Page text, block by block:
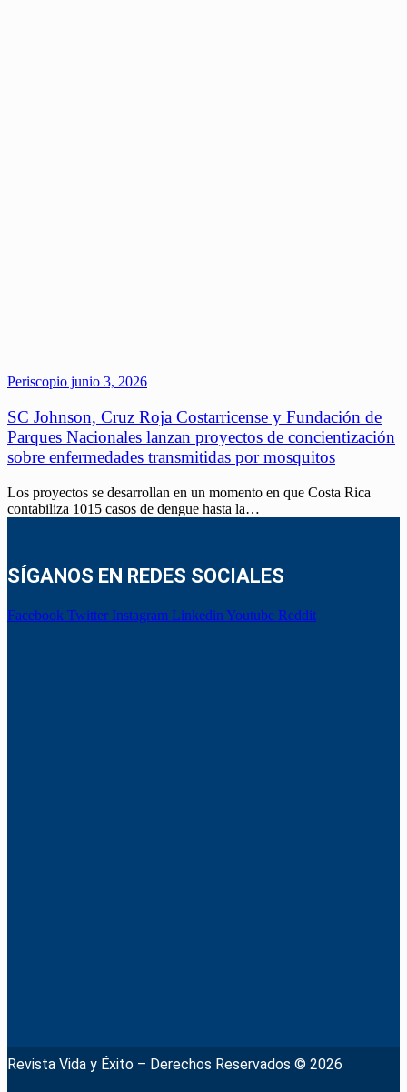
Periscopio junio 3, 2026
SC Johnson, Cruz Roja Costarricense y Fundación de
Parques Nacionales lanzan proyectos de concientización
sobre enfermedades transmitidas por mosquitos
Los proyectos se desarrollan en un momento en que Costa Rica
contabiliza 1015 casos de dengue hasta la…
SÍGANOS EN REDES SOCIALES
Facebook Twitter Instagram Linkedin Youtube Reddit
Revista Vida y Éxito – Derechos Reservados © 2026